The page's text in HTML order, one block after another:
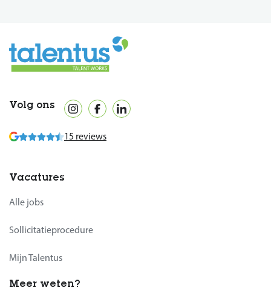
Volg ons
15 reviews
Vacatures
Alle jobs
Sollicitatieprocedure
Mijn Talentus
Meer weten?